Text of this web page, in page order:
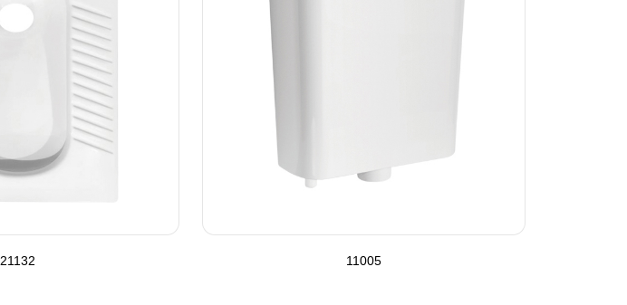
21132 11005